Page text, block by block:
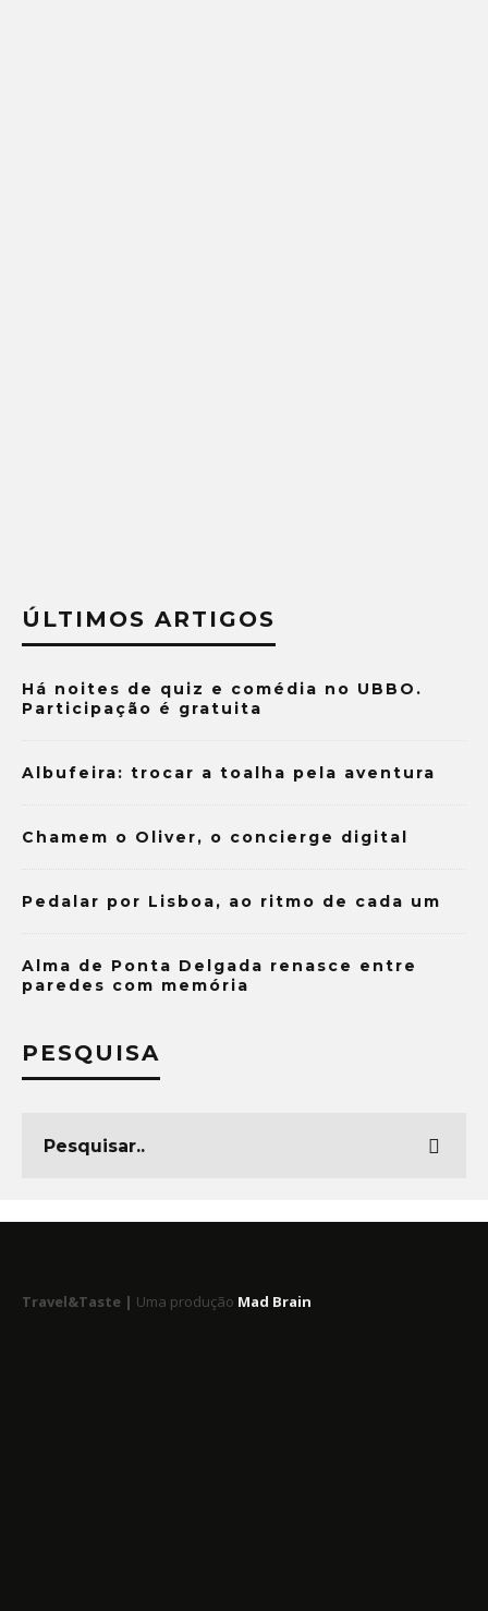
ÚLTIMOS ARTIGOS
Há noites de quiz e comédia no UBBO.
Participação é gratuita
Albufeira: trocar a toalha pela aventura
Chamem o Oliver, o concierge digital
Pedalar por Lisboa, ao ritmo de cada um
Alma de Ponta Delgada renasce entre
paredes com memória
PESQUISA
Travel&Taste | Uma produção Mad Brain